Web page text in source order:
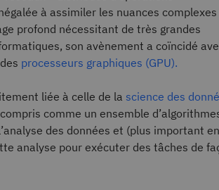
à assimiler les nuances complexes
profond nécessitant de très grandes
son avènement a coïncidé
processeurs graphiques (GPU).
liée à celle de la science des
comme un ensemble
des données et (plus important
analyse pour exécuter des tâches de